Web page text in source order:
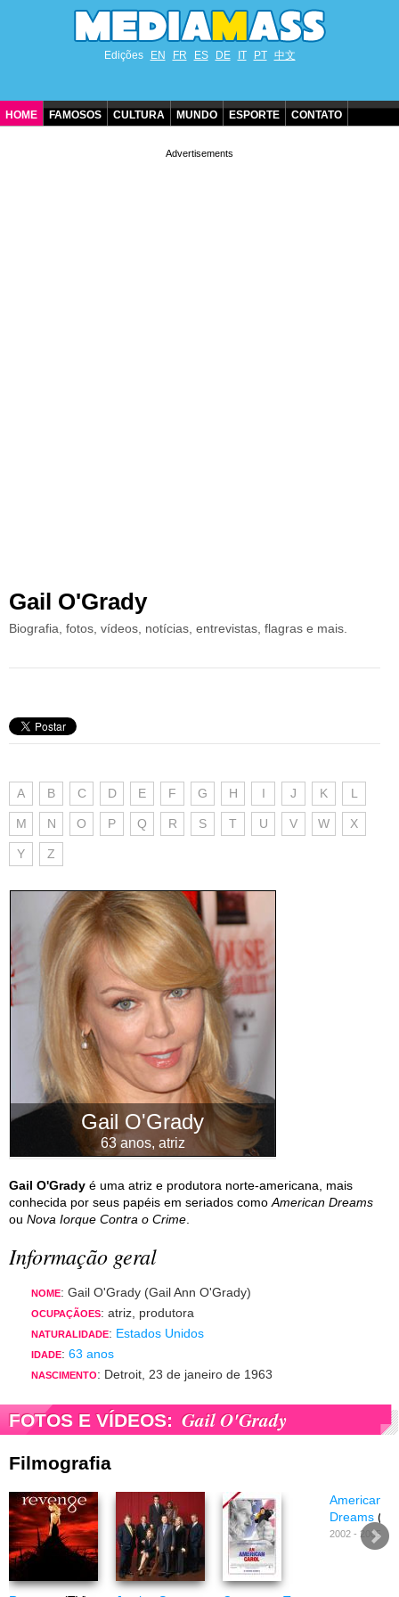
Edições EN FR ES DE IT PT 中文
HOME FAMOSOS CULTURA MUNDO ESPORTE CONTATO
Gail O'Grady
Biografia, fotos, vídeos, notícias, entrevistas, flagras e mais.
A B C D E F G H I J K L
M N O P Q R S T U V W X
Y Z
Gail O'Grady
63 anos, atriz
Gail O'Grady é uma atriz e produtora norte-americana, mais
conhecida por seus papéis em seriados como American Dreams
ou Nova Iorque Contra o Crime
Informação geral
NOME: Gail O'Grady (Gail Ann O'Grady)
OCUPAÇÃOES: atriz, produtora
NATURALIDADE: Estados Unidos
IDADE: 63 anos
NASCIMENTO: Detroit, 23 de janeiro de 1963
FOTOS E VÍDEOS: Gail O'Grady
Filmografia
American
Dreams
2002 - 2005